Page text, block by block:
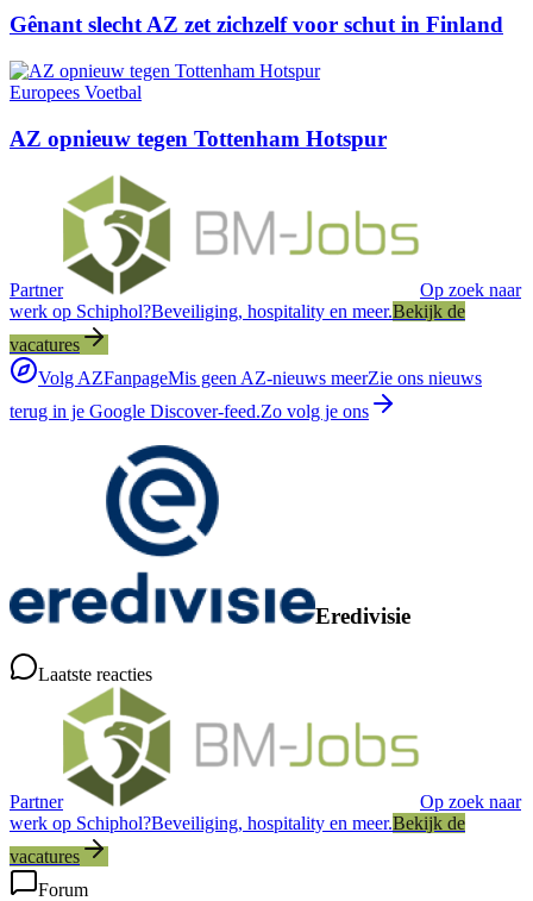
Gênant slecht AZ zet zichzelf voor schut in Finland
Europees Voetbal
AZ opnieuw tegen Tottenham Hotspur
Partner
Op zoek naar
werk op Schiphol?Beveiliging, hospitality en meer.Bekijk de
vacatures
Volg AZFanpageMis geen AZ-nieuws meerZie ons nieuws
terug in je Google Discover-feed.Zo volg je ons
Eredivisie
Laatste reacties
Partner
Op zoek naar
werk op Schiphol?Beveiliging, hospitality en meer.Bekijk de
vacatures
Forum